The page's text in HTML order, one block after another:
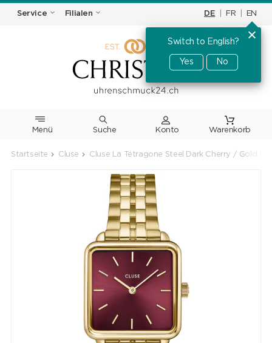
Service Filialen DE FR EN
Switch to English?
Yes No
Menü Suche Warenkorb
Startseite Cluse Cluse La Tétragone Steel Dark Cherry / Gold